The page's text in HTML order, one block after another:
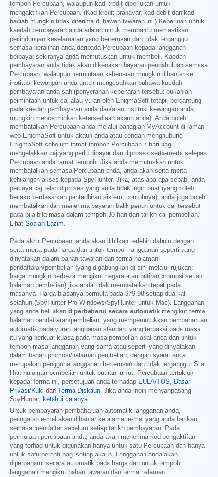
tempoh Percubaan, walaupun kad kredit diperlukan untuk
mengaktifkan Percubaan. (Kad kredit prabayar, kad debit dan kad
hadiah mungkin tidak diterima di bawah tawaran ini.) Keperluan untuk
kaedah pembayaran anda adalah untuk membantu memastikan
perlindungan keselamatan yang berterusan dan tidak terganggu
semasa peralihan anda daripada Percubaan kepada langganan
berbayar sekiranya anda memutuskan untuk membeli. Kaedah
pembayaran anda tidak akan dikenakan bayaran pendahuluan semasa
Percubaan, walaupun permintaan kebenaran mungkin dihantar ke
institusi kewangan anda untuk mengesahkan bahawa kaedah
pembayaran anda sah (penyerahan kebenaran tersebut bukanlah
permintaan untuk caj atau yuran oleh EnigmaSoft tetapi, bergantung
pada kaedah pembayaran anda dan/atau institusi kewangan anda,
mungkin mencerminkan ketersediaan akaun anda). Anda boleh
membatalkan Percubaan anda melalui bahagian MyAccount di laman
web EnigmaSoft untuk akaun anda atau dengan menghubungi
EnigmaSoft sebelum tamat tempoh Percubaan 7 hari bagi
mengelakkan caj yang perlu dibayar dan diproses serta-merta selepas
Percubaan anda tamat tempoh. Jika anda memutuskan untuk
membatalkan semasa Percubaan anda, anda akan serta-merta
kehilangan akses kepada SpyHunter. Jika, atas apa-apa sebab, anda
percaya caj telah diproses yang anda tidak ingin buat (yang boleh
berlaku berdasarkan pentadbiran sistem, contohnya), anda juga boleh
membatalkan dan menerima bayaran balik penuh untuk caj tersebut
pada bila-bila masa dalam tempoh 30 hari dari tarikh caj pembelian.
Lihat Soalan Lazim.
Pada akhir Percubaan, anda akan dibilkan terlebih dahulu dengan
serta-merta pada harga dan untuk tempoh langganan seperti yang
dinyatakan dalam bahan tawaran dan terma halaman
pendaftaran/pembelian (yang digabungkan di sini melalui rujukan;
harga mungkin berbeza mengikut negara atau butiran promosi setiap
halaman pembelian) jika anda tidak membatalkan tepat pada
masanya. Harga biasanya bermula pada $79.98 setiap dua kali
setahun (SpyHunter Pro Windows/SpyHunter untuk Mac). Langganan
yang anda beli akan diperbaharui secara automatik mengikut terma
halaman pendaftaran/pembelian, yang memperuntukkan pembaharuan
automatik pada yuran langganan standard yang terpakai pada masa
itu yang berkuat kuasa pada masa pembelian asal anda dan untuk
tempoh masa langganan yang sama atau seperti yang dinyatakan
dalam bahan promosi/halaman pembelian, dengan syarat anda
merupakan pengguna langganan berterusan dan tidak terganggu. Sila
lihat halaman pembelian untuk butiran lanjut. Percubaan tertakluk
kepada Terma ini, persetujuan anda terhadap EULA/TOS, Dasar
Privasi/Kuki dan Terma Diskaun. Jika anda ingin menyahpasang
SpyHunter, ketahui caranya.
Untuk pembayaran pembaharuan automatik langganan anda,
peringatan e-mel akan dihantar ke alamat e-mel yang anda berikan
semasa mendaftar sebelum setiap tarikh pembayaran. Pada
permulaan percubaan anda, anda akan menerima kod pengaktifan
yang terhad untuk digunakan hanya untuk satu Percubaan dan hanya
untuk satu peranti bagi setiap akaun. Langganan anda akan
diperbaharui secara automatik pada harga dan untuk tempoh
langganan mengikut bahan tawaran dan terma halaman